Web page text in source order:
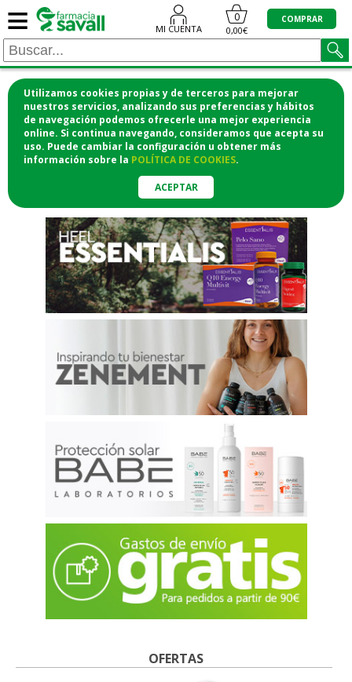
Utilizamos cookies propias y de terceros para mejorar
nuestros servicios, analizando sus preferencias y hábitos
de navegación podemos ofrecerle una mejor experiencia
online. Si continua navegando, consideramos que acepta su
uso. Puede cambiar la configuración u obtener más
información sobre la POLÍTICA DE COOKIES.
ACEPTAR
≡ MI CUENTA
0
0,00€
COMPRAR
¡COMPRA CÓMODAMENTE
DESDE CASA Y RECOGE EN LA
FARMACIA!o si lo prefieres te lo mandamos
a casa
OFERTAS